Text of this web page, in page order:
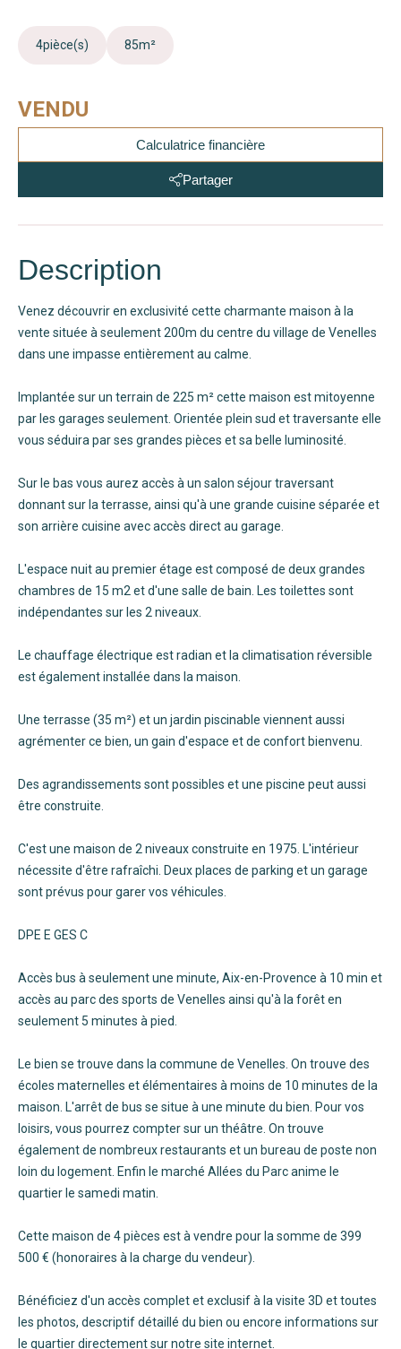
4pièce(s) 85m²
VENDU
Calculatrice financière
Partager
Description
Venez découvrir en exclusivité cette charmante maison à la
vente située à seulement 200m du centre du village de Venelles
dans une impasse entièrement au calme.
Implantée sur un terrain de 225 m² cette maison est mitoyenne
par les garages seulement. Orientée plein sud et traversante elle
vous séduira par ses grandes pièces et sa belle luminosité.
Sur le bas vous aurez accès à un salon séjour traversant
donnant sur la terrasse, ainsi qu'à une grande cuisine séparée et
son arrière cuisine avec accès direct au garage.
L'espace nuit au premier étage est composé de deux grandes
chambres de 15 m2 et d'une salle de bain. Les toilettes sont
indépendantes sur les 2 niveaux.
Le chauffage électrique est radian et la climatisation réversible
est également installée dans la maison.
Une terrasse (35 m²) et un jardin piscinable viennent aussi
agrémenter ce bien, un gain d'espace et de confort bienvenu.
Des agrandissements sont possibles et une piscine peut aussi
être construite.
C'est une maison de 2 niveaux construite en 1975. L'intérieur
nécessite d'être rafraîchi. Deux places de parking et un garage
sont prévus pour garer vos véhicules.
DPE E GES C
Accès bus à seulement une minute, Aix-en-Provence à 10 min et
accès au parc des sports de Venelles ainsi qu'à la forêt en
seulement 5 minutes à pied.
Le bien se trouve dans la commune de Venelles. On trouve des
écoles maternelles et élémentaires à moins de 10 minutes de la
maison. L'arrêt de bus se situe à une minute du bien. Pour vos
loisirs, vous pourrez compter sur un théâtre. On trouve
également de nombreux restaurants et un bureau de poste non
loin du logement. Enfin le marché Allées du Parc anime le
quartier le samedi matin.
Cette maison de 4 pièces est à vendre pour la somme de 399
500 € (honoraires à la charge du vendeur).
Bénéficiez d'un accès complet et exclusif à la visite 3D et toutes
les photos, descriptif détaillé du bien ou encore informations sur
le quartier directement sur notre site internet.